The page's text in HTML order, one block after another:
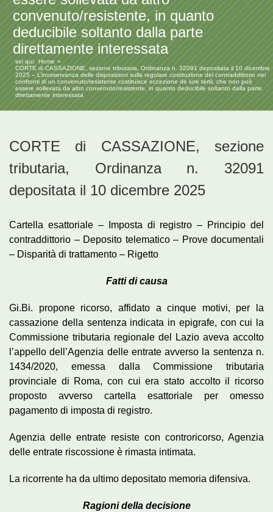
convenuto/resistente, in quanto
deducibile soltanto dalla parte
direttamente interessata
sei qui:
Home
CORTE di CASSAZIONE, sezione tributaria, Ordinanza n. 32091 depositata il 10 dicembre
2025 – L’inosservanza delle disposizioni sulla regolare costituzione del contraddittorio nei
confronti di un convenuto/resistente costituisce eccezione de iure tertii, che non può
essere sollevata da altro convenuto/resistente, in quanto deducibile soltanto dalla parte
direttamente interessata
CORTE di CASSAZIONE, sezione
tributaria, Ordinanza n. 32091
depositata il 10 dicembre 2025
Cartella esattoriale – Imposta di registro – Principio del
contraddittorio – Deposito telematico – Prove documentali
– Disparità di trattamento – Rigetto
Fatti di causa
Gi.Bi. propone ricorso, affidato a cinque motivi, per la
cassazione della sentenza indicata in epigrafe, con cui la
Commissione tributaria regionale del Lazio aveva accolto
l’appello dell’Agenzia delle entrate avverso la sentenza n.
1434/2020, emessa dalla Commissione tributaria
provinciale di Roma, con cui era stato accolto il ricorso
proposto avverso cartella esattoriale per omesso
pagamento di imposta di registro.
Agenzia delle entrate resiste con controricorso, Agenzia
delle entrate riscossione è rimasta intimata.
La ricorrente ha da ultimo depositato memoria difensiva.
Ragioni della decisione